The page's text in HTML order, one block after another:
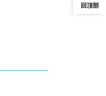
回頂部